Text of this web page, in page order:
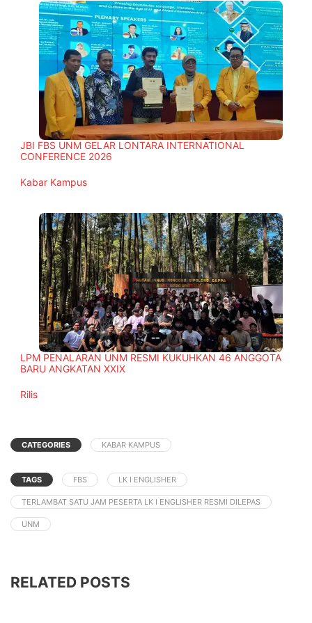
JBI FBS UNM GELAR LONTARA INTERNATIONAL
CONFERENCE 2026
In relation to
Kabar Kampus
LPM PENALARAN UNM RESMI KUKUHKAN 46 ANGGOTA
BARU ANGKATAN XXIX
In relation to
Rilis
CATEGORIES KABAR KAMPUS
TAGS FBS LK I ENGLISHER
TERLAMBAT SATU JAM PESERTA LK I ENGLISHER RESMI DILEPAS
UNM
RELATED POSTS